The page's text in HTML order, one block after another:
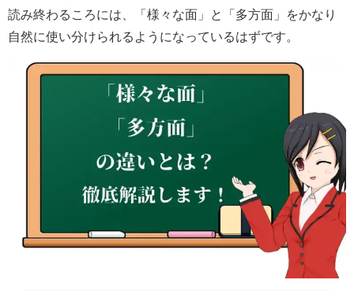
読み終わるころには、「様々な面」と「多方面」をかなり
自然に使い分けられるようになっているはずです。